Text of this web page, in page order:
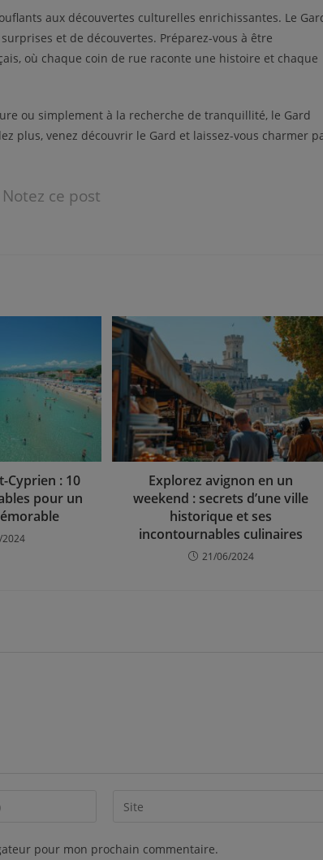
aux découvertes culturelles enrichissantes. Le
et de découvertes. Préparez-vous à être
où chaque coin de rue raconte une histoire et chaque
ou simplement à la recherche de tranquillité, le Gard
plus, venez découvrir le Gard et laissez-vous charmer
Notez ce post
Cyprien : 10
pour un
Explorez avignon en un
weekend : secrets d’une ville
historique et ses
incontournables culinaires
21/06/2024
pour mon prochain commentaire.